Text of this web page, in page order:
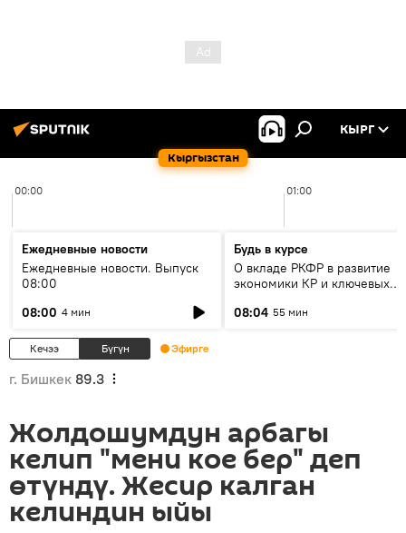
Кыргызстан
КЫРГ
00:00 01:00
Ежедневные новости
Ежедневные новости. Выпуск
08:00
08:00 4 мин
Будь в курсе
О вкладе РКФР в развитие
экономики КР и ключевых
08:04 55 мин
Кечээ Бүгүн Эфирге
г. Бишкек 89.3
Жолдошумдун арбагы
келип "мени кое бер" деп
өтүндү. Жесир калган
келиндин ыйы